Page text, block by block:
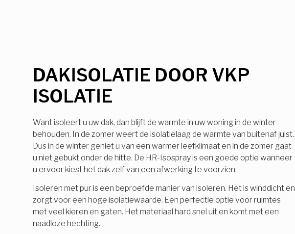
DAKISOLATIE DOOR VKP
ISOLATIE
Want isoleert u uw dak, dan blijft de warmte in uw woning in de winter
behouden. In de zomer weert de isolatielaag de warmte van buitenaf juist.
Dus in de winter geniet u van een warmer leefklimaat en in de zomer gaat
u niet gebukt onder de hitte. De HR-Isospray is een goede optie wanneer
u ervoor kiest het dak zelf van een afwerking te voorzien.
Isoleren met pur is een beproefde manier van isoleren. Het is winddicht en
zorgt voor een hoge isolatiewaarde. Een perfectie optie voor ruimtes
met veel kieren en gaten. Het materiaal hard snel uit en komt met een
naadloze hechting.